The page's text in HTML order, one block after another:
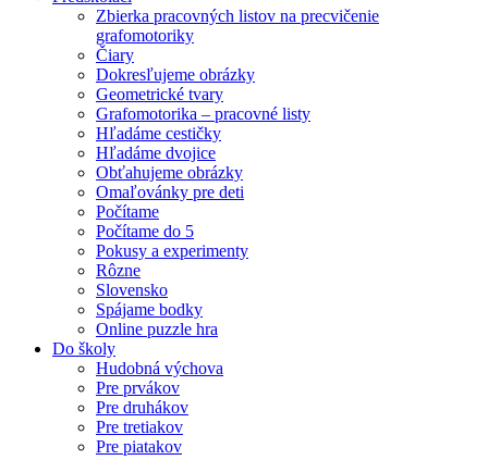
Zbierka pracovných listov na precvičenie
grafomotoriky
Čiary
Dokresľujeme obrázky
Geometrické tvary
Grafomotorika – pracovné listy
Hľadáme cestičky
Hľadáme dvojice
Obťahujeme obrázky
Omaľovánky pre deti
Počítame
Počítame do 5
Pokusy a experimenty
Rôzne
Slovensko
Spájame bodky
Online puzzle hra
Do školy
Hudobná výchova
Pre prvákov
Pre druhákov
Pre tretiakov
Pre piatakov